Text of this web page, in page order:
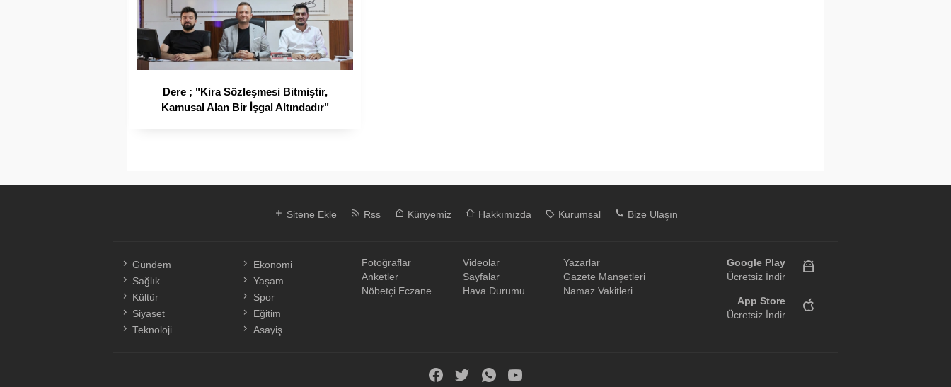
Dere ; "Kira Sözleşmesi Bitmiştir,
Kamusal Alan Bir İşgal Altındadır"
Sitene Ekle Rss Künyemiz Hakkımızda Kurumsal Bize Ulaşın
Gündem
Ekonomi
Sağlık
Yaşam
Kültür
Spor
Siyaset
Eğitim
Teknoloji
Asayiş
Fotoğraflar Videolar
Yazarlar
Anketler
Sayfalar
Gazete Manşetleri
Nöbetçi Eczane
Hava Durumu Namaz Vakitleri
Google Play
Ücretsiz İndir
App Store
Ücretsiz İndir